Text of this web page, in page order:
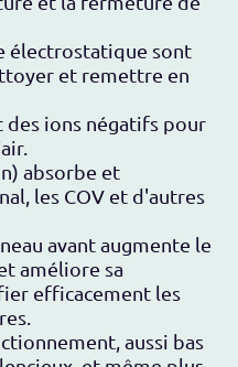
électrostatique sont
et remettre en
des ions négatifs pour
absorbe et
les COV et d'autres
avant augmente le
améliore sa
efficacement les
aussi bas